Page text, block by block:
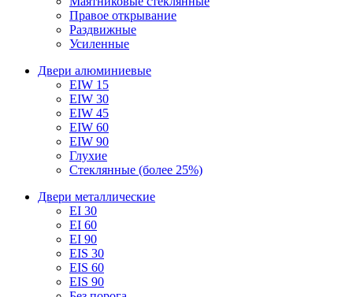
Правое открывание
Раздвижные
Усиленные
Двери алюминиевые
EIW 15
EIW 30
EIW 45
EIW 60
EIW 90
Глухие
Стеклянные (более 25%)
Двери металлические
EI 30
EI 60
EI 90
EIS 30
EIS 60
EIS 90